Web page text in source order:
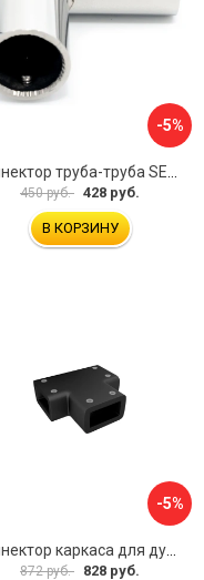
-5%
450 руб. 428 руб.
В КОРЗИНУ
-5%
872 руб. 828 руб.